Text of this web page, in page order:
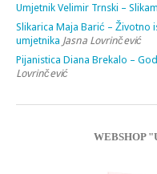
Umjetnik Velimir Trnski –
Slikarica Maja Barić – Životno
umjetnika Jasna Lovrinčević
Pijanistica Diana Brekalo –
Lovrinčević
WEBSHOP